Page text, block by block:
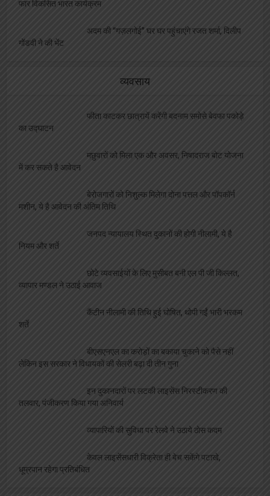
फार विकसित भारत कार्यक्रम
अदम की “गज़लगोई” घर घर पहुंचाएंगे रजत शर्मा, दिलीप
गोंडवी ने की भेंट
व्यवसाय
फीता काटकर छात्रायें करेंगी बदनाम समोसे बेवफा पकोड़े
का उद्घाटन
मछुवारों को मिला एक और अवसर, निषादराज बोट योजना
में कर सकते है आवेदन
बेरोजगारों को निशुल्क मिलेगा दोना पत्तल और पॉपकॉर्न
मशीन, ये है आवेदन की अंतिम तिथि
जनपद न्यायालय स्थित दुकानों की होगी नीलामी, ये है
नियम और शर्ते
छोटे व्यवसाईयों के लिए मुसीबत बनी एल पी जी किल्लत,
व्यापार मण्डल ने उठाई आवाज
कैंटीन नीलामी की तिथि हुई घोषित, थोपी गईं भारी भरकम
शर्ते
बीएसएनएल का करोड़ों का बकाया चुकाने को पैसे नहीं
लेकिन इस सरकार ने विधायकों की सेलरी बढ़ा दी तीन गुना
इन दुकानदारों पर लटकी लाइसेंस निरस्टीकरण की
तलवार, पंजीकरण किया गया अनिवार्य
व्यापारियों की सुविधा पर रेलवे ने उठाये ठोस कदम
केवल लाइसेंसधारी विक्रेता ही बेच सकेंगे पटाखे,
धूम्रपान रहेगा प्रतिबंधित